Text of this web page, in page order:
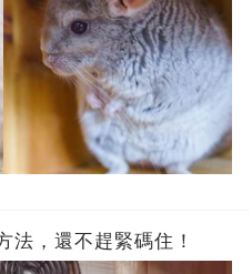
法，還不趕緊碼住！